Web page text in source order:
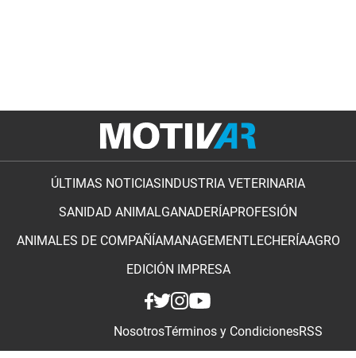
ÚLTIMAS NOTICIAS INDUSTRIA VETERINARIA
SANIDAD ANIMALGANADERÍAPROFESIÓN
ANIMALES DE COMPAÑÍAMANAGEMENTLECHERÍAAGRO
EDICIÓN IMPRESA
NosotrosTérminos y CondicionesRSS